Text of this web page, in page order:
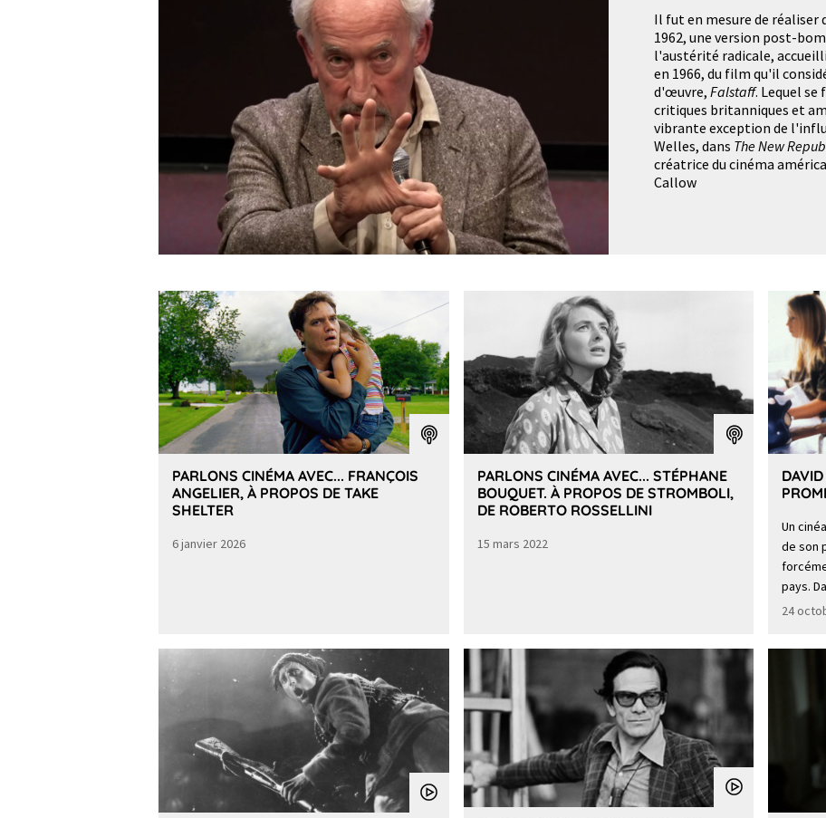
Il fut en mesure de réaliser
1962, une version post-
l'austérité radicale,
en 1966, du film qu'il
d'œuvre, Falstaff. Lequel
critiques britanniques et
vibrante exception de
Welles, dans The New
créatrice du cinéma
Callow
PARLONS CINÉMA AVEC... FRANÇOIS
ANGELIER, À PROPOS DE TAKE
SHELTER
6 janvier 2026
PARLONS CINÉMA AVEC... STÉPHANE
BOUQUET. À PROPOS DE STROMBOLI,
DE ROBERTO ROSSELLINI
15 mars 2022
Un
de son
pays.
24